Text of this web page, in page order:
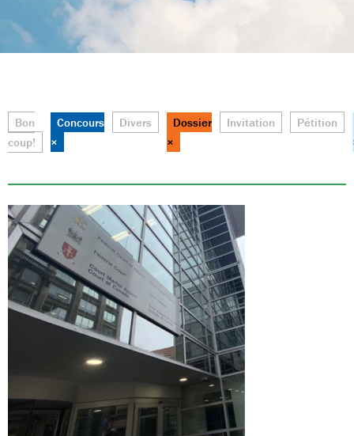
Bon
coup!
Concours
×
Divers
Dossier
×
Invitation
Pétition